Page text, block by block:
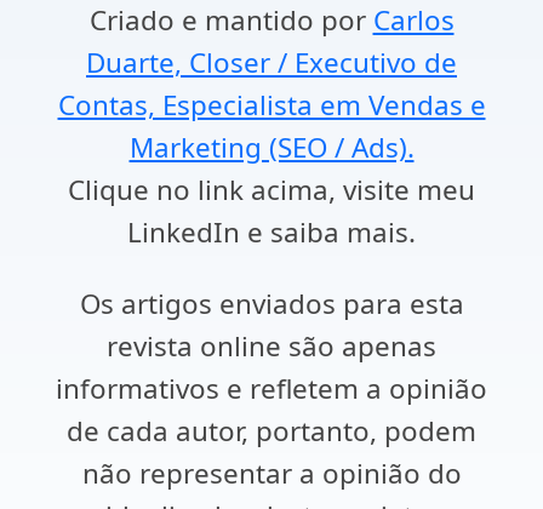
Criado e mantido por Carlos
Duarte, Closer / Executivo de
Contas, Especialista em Vendas e
Marketing (SEO / Ads).
Clique no link acima, visite meu
LinkedIn e saiba mais.
Os artigos enviados para esta
revista online são apenas
informativos e refletem a opinião
de cada autor, portanto, podem
não representar a opinião do